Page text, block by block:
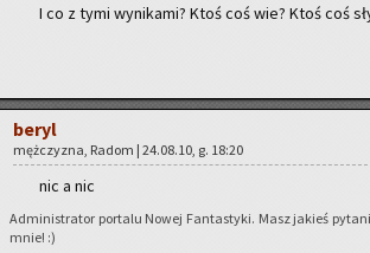
I co z tymi wy­ni­ka­mi? Ktoś coś wie? Ktoś coś
beryl
męż­czy­zna, Radom | 24.08.10, g. 18:20
nic a nic
Ad­mi­ni­stra­tor por­ta­lu Nowej Fan­ta­sty­ki. Masz ja­kieś
mnie! :)